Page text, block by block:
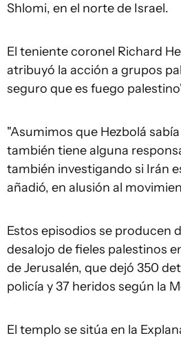
Shlomi, en el norte de Israel.
El teniente coronel Richard
atribuyó la acción a grupos
seguro que es fuego
"Asumimos que Hezbolá
también tiene alguna
también investigando si Irán
añadió, en alusión al
Estos episodios se producen
desalojo de fieles palestinos
de Jerusalén, que dejó 350
policía y 37 heridos según la
El templo se sitúa en la